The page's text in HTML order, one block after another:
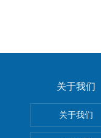
关于我们
关于我们